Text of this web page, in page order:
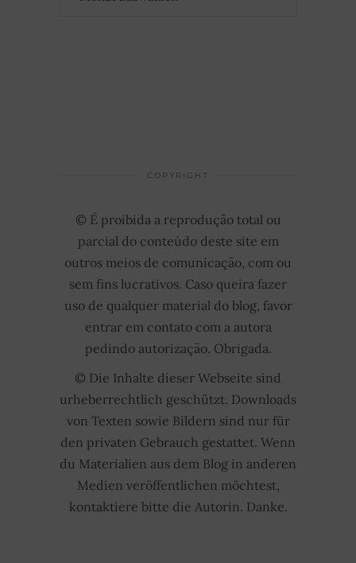
COPYRIGHT
© É proibida a reprodução total ou
parcial do conteúdo deste site em
outros meios de comunicação, com ou
sem fins lucrativos. Caso queira fazer
uso de qualquer material do blog, favor
entrar em contato com a autora
pedindo autorização. Obrigada.
© Die Inhalte dieser Webseite sind
urheberrechtlich geschützt. Downloads
von Texten sowie Bildern sind nur für
den privaten Gebrauch gestattet. Wenn
du Materialien aus dem Blog in anderen
Medien veröffentlichen möchtest,
kontaktiere bitte die Autorin. Danke.